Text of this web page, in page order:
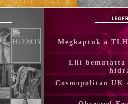
Megkaptuk a
Lili bemutatta
Cosmopolitan